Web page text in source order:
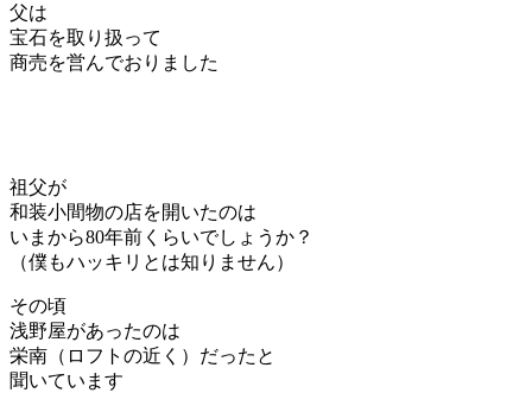
父は
宝石を取り扱って
商売を営んでおりました
祖父が
和装小間物の店を開いたのは
いまから80年前くらいでしょうか？
（僕もハッキリとは知りません）
その頃
浅野屋があったのは
栄南（ロフトの近く）だったと
聞いています